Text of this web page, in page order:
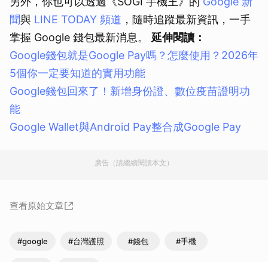
聞與 LINE TODAY 頻道 ，隨時追蹤最新資訊，一手
掌握 Google 錢包最新消息。 延伸閱讀：
Google錢包就是Google Pay嗎？怎麼使用？2026年
5個你一定要知道的實用功能
Google錢包回來了！新增身份證、數位疫苗證明功
能
Google Wallet與Android Pay整合成Google Pay
廣告（請繼續閱讀本文）
查看原始文章
#google #台灣護照 #錢包 #手機